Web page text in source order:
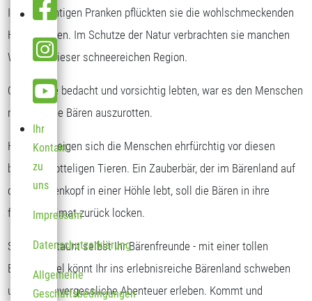
Ihr
Kontakt
zu
uns
Impressum
Datenschutzerklärung
Allgemeine
Geschäftsbedingungen
Ihren mächtigen Pranken pflückten sie die wohlschmeckenden
Heidelbeeren. Im Schutze der Natur verbrachten sie manchen
Winter in dieser schneereichen Region.
Obwohl sie bedacht und vorsichtig lebten, war es den Menschen
möglich, die Bären auszurotten.
Heute verneigen sich die Menschen ehrfürchtig vor diesen
braunen, zotteligen Tieren. Ein Zauberbär, der im Bärenland auf
dem Sonnenkopf in einer Höhle lebt, soll die Bären in ihre
frühere Heimat zurück locken.
Seht und staunt selbst Ihr Bärenfreunde - mit einer tollen
Bärengondel könnt Ihr ins erlebnisreiche Bärenland schweben
und dort unvergessliche Abenteuer erleben. Kommt und